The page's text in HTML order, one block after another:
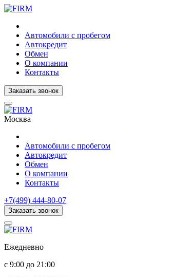
Автомобили с пробегом
Автокредит
Обмен
О компании
Контакты
Заказать звонок
Москва
Автомобили с пробегом
Автокредит
Обмен
О компании
Контакты
+7(499) 444-80-07
Заказать звонок
Ежедневно
с 9:00 до 21:00